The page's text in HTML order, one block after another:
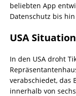
beliebten App
Datenschutz bis
USA Situation
In den USA droht
verabschiedet, das
innerhalb von